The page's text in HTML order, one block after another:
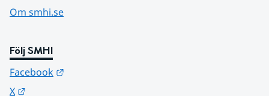
Om smhi.se
Följ SMHI
Facebook
X